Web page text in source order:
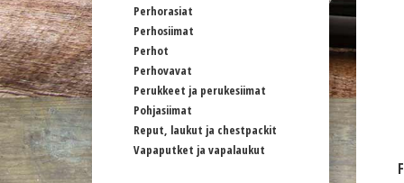
Perhorasiat
Perhosiimat
Perhot
Perhovavat
Perukkeet ja perukesiimat
Pohjasiimat
Reput, laukut ja chestpackit
Vapaputket ja vapalaukut